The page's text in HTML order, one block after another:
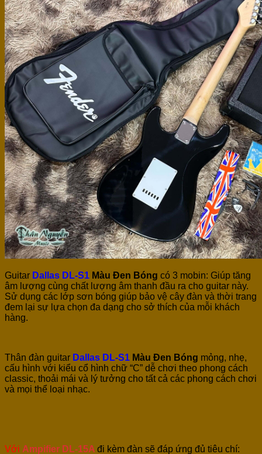
Guitar Dallas DL-S1 Màu Đen Bóng có 3 mobin: Giúp tăng
âm lượng cùng chất lượng âm thanh đầu ra cho guitar này.
Sử dụng các lớp sơn bóng giúp bảo vệ cây đàn và thời trang
đem lại sự lựa chọn đa dạng cho sở thích của mỗi khách
hàng.
Thân đàn guitar Dallas DL-S1 Màu Đen Bóng mỏng, nhẹ,
cấu hình với kiểu cổ hình chữ “C” dễ chơi theo phong cách
classic, thoải mái và lý tưởng cho tất cả các phong cách chơi
và mọi thể loại nhạc.
Với Ampifier DL-15A đi kèm đàn sẽ đáp ứng đủ tiêu chí: